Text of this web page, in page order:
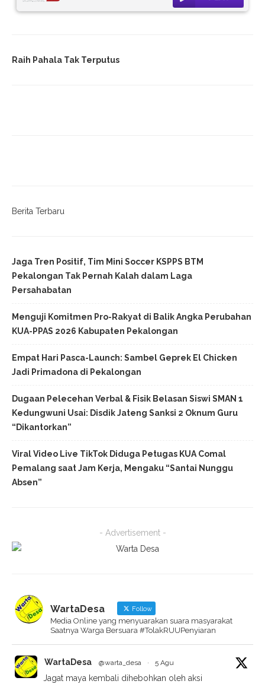
Raih Pahala Tak Terputus
Berita Terbaru
Jaga Tren Positif, Tim Mini Soccer KSPPS BTM
Pekalongan Tak Pernah Kalah dalam Laga
Persahabatan
Menguji Komitmen Pro-Rakyat di Balik Angka Perubahan
KUA-PPAS 2026 Kabupaten Pekalongan
Empat Hari Pasca-Launch: Sambel Geprek El Chicken
Jadi Primadona di Pekalongan
Dugaan Pelecehan Verbal & Fisik Belasan Siswi SMAN 1
Kedungwuni Usai: Disdik Jateng Sanksi 2 Oknum Guru
“Dikantorkan”
Viral Video Live TikTok Diduga Petugas KUA Comal
Pemalang saat Jam Kerja, Mengaku “Santai Nunggu
Absen”
- Advertisement -
WartaDesa Follow
Media Online yang menyuarakan suara masyarakat
Saatnya Warga Bersuara #TolakRUUPenyiaran
WartaDesa @warta_desa · 5 Agu
Jagat maya kembali dihebohkan oleh aksi